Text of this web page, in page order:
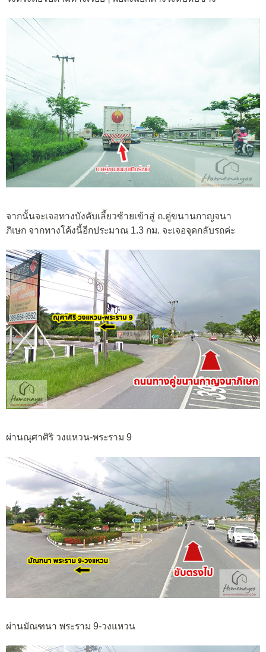
จากนั้นจะเจอทางบังคับเลี้ยวซ้ายเข้าสู่ ถ.คู่ขนานกาญจนา
ภิเษก จากทางโค้งนี้อีกประมาณ 1.3 กม. จะเจอจุดกลับรถค่ะ
ผ่านณุศาศิริ วงแหวน-พระราม 9
ผ่านมัณฑนา พระราม 9-วงแหวน